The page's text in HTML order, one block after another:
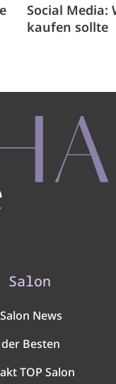
Social Media:
kaufen sollte
Salon
News
Besten
TOP Salon